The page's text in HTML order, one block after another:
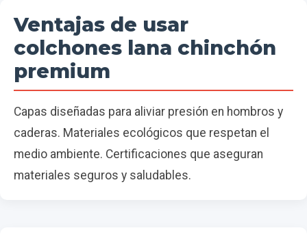
Ventajas de usar
colchones lana chinchón
premium
Capas diseñadas para aliviar presión en hombros y
caderas. Materiales ecológicos que respetan el
medio ambiente. Certificaciones que aseguran
materiales seguros y saludables.